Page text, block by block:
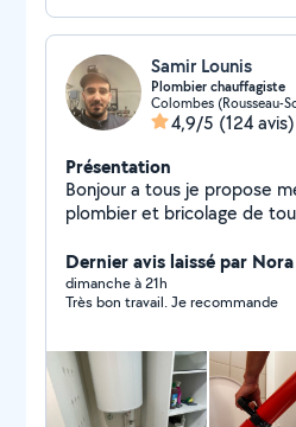
Samir Lounis
Plombier chauffagiste
Colombes (Rousseau-
4,9/5 (124 avis)
Présentation
Bonjour a tous je propose
plombier et bricolage de
Dernier avis laissé par
dimanche à 21h
Très bon travail. Je recommande